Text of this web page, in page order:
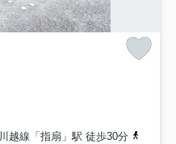
川越線「指扇」駅 徒歩30分